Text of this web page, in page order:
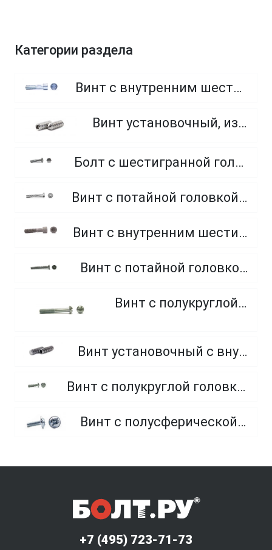
Категории раздела
Винт с внутренним шестигранником, неполная резьба, класс прочности 8.8
Винт установочный, из нержавеющей стали A2
Болт с шестигранной головкой, полная резьба, из нержавеющей стали A2 и A4
Винт с потайной головкой и внутренним шестигранником, класс прочности 8.8 и 10.9
Винт с внутренним шестигранником, неполная резьба, класс прочности 10.9 и 12.9
Винт с потайной головкой, оцинкованный, крестообразный шлиц
Винт с полукруглой головкой
Винт установочный с внутренним шестигранником и плоским концом
Винт с полукруглой головкой и внутренним шестигранником оцинкованный класс прочности 8.8 и 10.9
Винт с полусферической головкой и прессшайбой, полная резьба
+7 (495) 723-71-73